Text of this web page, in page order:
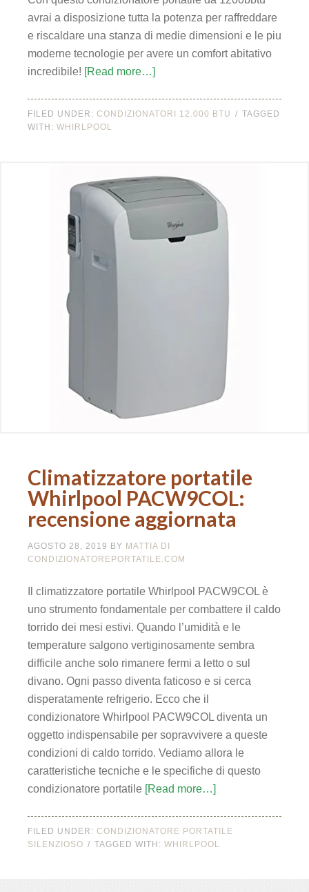
avrai a disposizione tutta la potenza per raffreddare
e riscaldare una stanza di medie dimensioni e le piu
moderne tecnologie per avere un comfort abitativo
incredibile! [Read more…]
FILED UNDER: CONDIZIONATORI 12.000 BTU
TAGGED
WITH: WHIRLPOOL
Climatizzatore portatile
Whirlpool PACW9COL:
recensione aggiornata
AGOSTO 28, 2019 BY MATTIA DI
CONDIZIONATOREPORTATILE.COM
Il climatizzatore portatile Whirlpool PACW9COL è
uno strumento fondamentale per combattere il caldo
torrido dei mesi estivi. Quando l’umidità e le
temperature salgono vertiginosamente sembra
difficile anche solo rimanere fermi a letto o sul
divano. Ogni passo diventa faticoso e si cerca
disperatamente refrigerio. Ecco che il
condizionatore Whirlpool PACW9COL diventa un
oggetto indispensabile per sopravvivere a queste
condizioni di caldo torrido. Vediamo allora le
caratteristiche tecniche e le specifiche di questo
condizionatore portatile [Read more…]
FILED UNDER: CONDIZIONATORE PORTATILE
SILENZIOSO
TAGGED WITH: WHIRLPOOL